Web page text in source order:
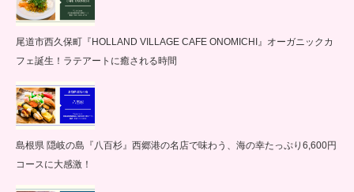
尾道市西久保町『HOLLAND VILLAGE CAFE ONOMICHI』オーガニックカ
フェ誕生！ラテアートに癒される時間
島根県 隠岐の島『八百杉』西郷港の名店で味わう、海の幸たっぷり6,600円
コースに大感激！